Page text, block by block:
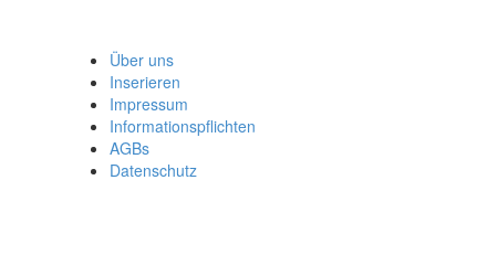
Über uns
Inserieren
Impressum
Informationspflichten
AGBs
Datenschutz